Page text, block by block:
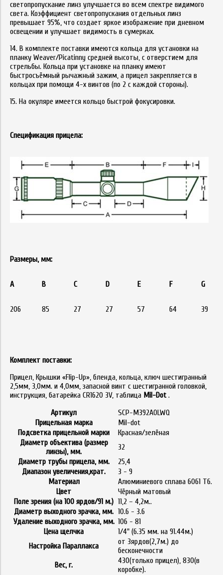
светопропускание линз улучшается во всем спектре видимого
света. Коэффициент светопропускания отдельных линз
превышает 95%, что создает яркое изображение при дневном
освещении и улучшает видимость в сумерках.
14. В комплекте поставки имеются кольца для установки на
планку Weaver/Picatinny средней высоты, с отверстием для
стрельбы. Кольца при установке на планку имеют
быстросъёмный рычажный зажим, а прицел закрепляется в
кольцах при помощи 4-х винтов (по 2 с каждой стороны).
15. На окуляре имеется кольцо быстрой фокусировки.
Спецификация прицела:
Размеры, мм:
А В С D E F G
206 85 27 27 57 64 39
Комплект поставки:
Прицел, Крышки «Flip-Up», бленда, кольца, ключ шестигранный
2,5мм, 3,0мм. и 4,0мм, запасной винт с шестигранной головкой,
инструкция, батарейка CR1620 3V, таблица Mil-Dot.
Артикул
SCP-M392AOLWQ
Прицельная марка
Mil-dot
Подсветка прицельной марки
Красная/зелёная
Диаметр объектива (размер
линзы), мм.
32
Диаметр трубы прицела, мм.
25,4
Диапазон увеличения,крат.
3 - 9
Материал
Алюминиевого сплава 6061 Т6.
Цвет
Чёрный матовый
Поле зрения (на 100 ярдов/91 м.) 11,2 – 4,2м..
Диаметр выходного зрачка, мм. 10.6 - 3.6
Удаление выходного зрачка, мм. 106 - 81
Цена щелчка
1/4" (6.35 мм. на 91.44м.)
Настройка Параллакса
от 3ярдов(2,7м.) до
бесконечности
Вес, г.
430(только прицел), 830(в
коробке).